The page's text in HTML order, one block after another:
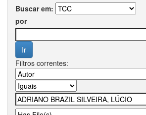
Buscar em:
por
Filtros correntes: